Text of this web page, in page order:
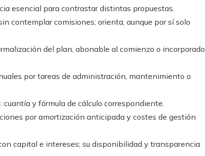
esencial para contrastar distintas propuestas.
contemplar comisiones; orienta, aunque por sí solo
del plan, abonable al comienzo o incorporado
por tareas de administración, mantenimiento o
y fórmula de cálculo correspondiente.
por amortización anticipada y costes de gestión
capital e intereses; su disponibilidad y transparencia